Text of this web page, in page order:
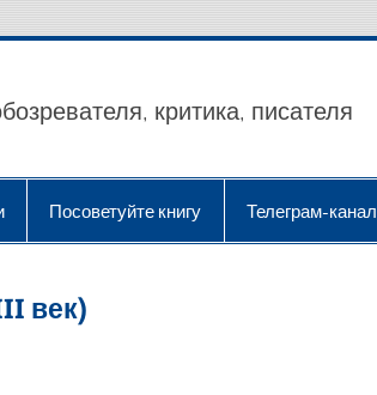
критика, писателя
Посоветуйте книгу Телеграм-канал
век)